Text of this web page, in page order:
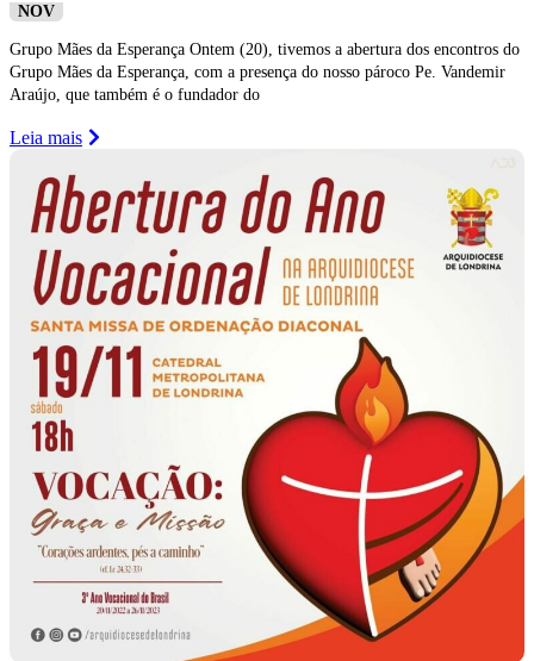
NOV
Grupo Mães da Esperança Ontem (20), tivemos a abertura dos encontros do
Grupo Mães da Esperança, com a presença do nosso pároco Pe. Vandemir
Araújo, que também é o fundador do
Leia mais